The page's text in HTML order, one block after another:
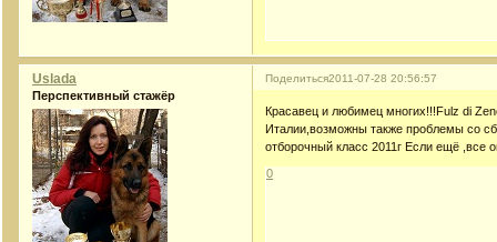
Поделиться2011-07-28 20:56:57
Uslada
Перспективный стажёр
Красавец и любимец многих!!!Fulz di
Италии,возможны также проблемы со
отборочный класс 2011г Если ещё ,все
0